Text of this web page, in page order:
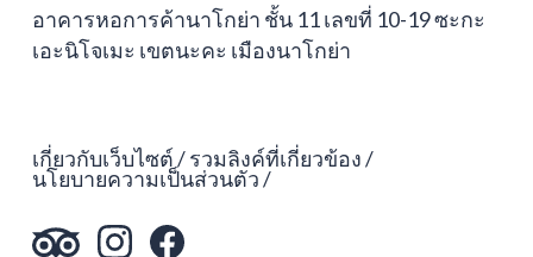
อาคารหอการค้านาโกย่า ชั้น 11 เลขที่ 10-19 ซะกะ
เอะนิโจเมะ เขตนะคะ เมืองนาโกย่า
เกี่ยวกับเว็บไซต์ รวมลิงค์ที่เกี่ยวข้อง
นโยบายความเป็นส่วนตัว